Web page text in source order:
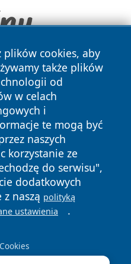
plików cookies, aby
także plików
od
w celach
i
te mogą być
naszych
korzystanie ze
do serwisu",
dodatkowych
naszą polityką
ustawienia .
Wszystkie prawa
Polityka
Cookies